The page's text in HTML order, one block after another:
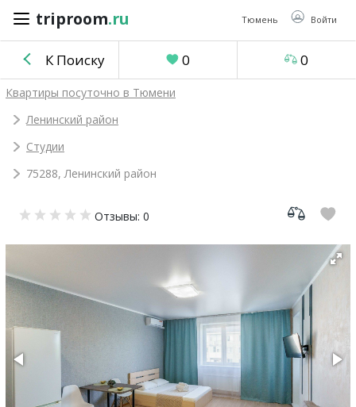
triproom.ru Тюмень Войти
triproom .ru
Российский
Войти / Зарегистрироваться
объявление
Сравнение
0
К Поиску 0 0
Квартиры посуточно в Тюмени
Ленинский район
Студии
75288, Ленинский район
Отзывы: 0